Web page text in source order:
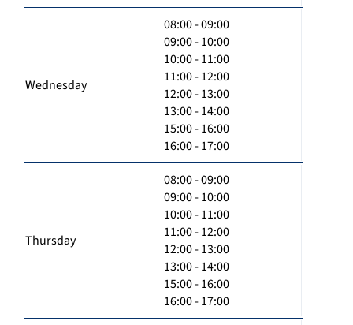
Wednesday
08:00 - 09:00
09:00 - 10:00
10:00 - 11:00
11:00 - 12:00
12:00 - 13:00
13:00 - 14:00
15:00 - 16:00
16:00 - 17:00
Thursday
08:00 - 09:00
09:00 - 10:00
10:00 - 11:00
11:00 - 12:00
12:00 - 13:00
13:00 - 14:00
15:00 - 16:00
16:00 - 17:00